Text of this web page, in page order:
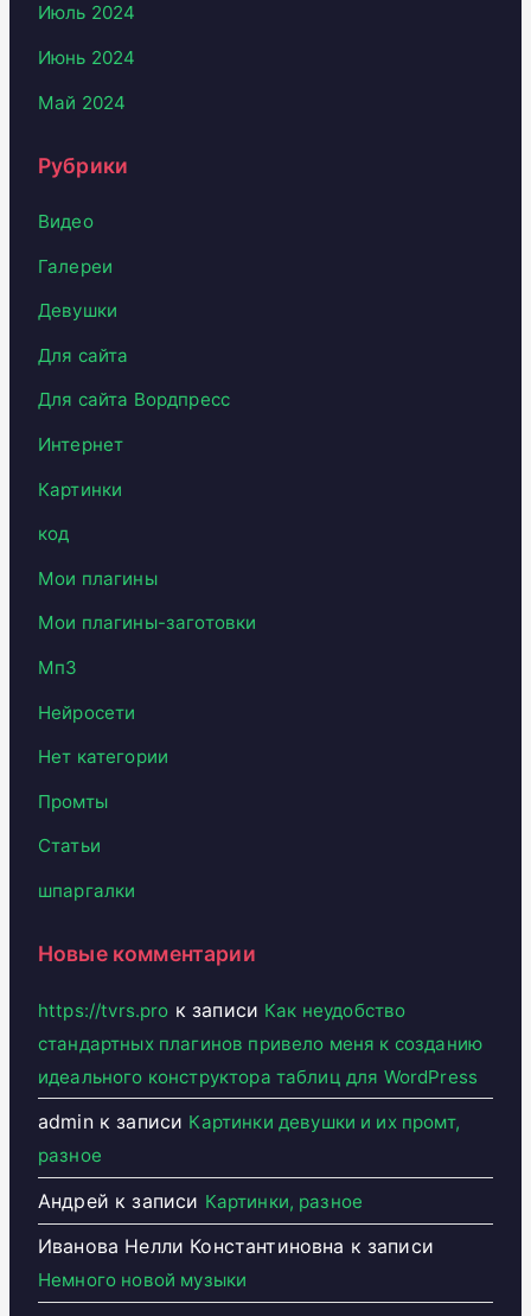
Июль 2024
Июнь 2024
Май 2024
Рубрики
Видео
Галереи
Девушки
Для сайта
Для сайта Вордпресс
Интернет
Картинки
код
Мои плагины
Мои плагины-заготовки
Мп3
Нейросети
Нет категории
Промты
Статьи
шпаргалки
Новые комментарии
https://tvrs.pro к записи Как неудобство
стандартных плагинов привело меня к созданию
идеального конструктора таблиц для WordPress
adminк записи Картинки девушки и их промт,
разное
Андрей к записи Картинки, разное
Иванова Нелли Константиновна к записи
Немного новой музыки